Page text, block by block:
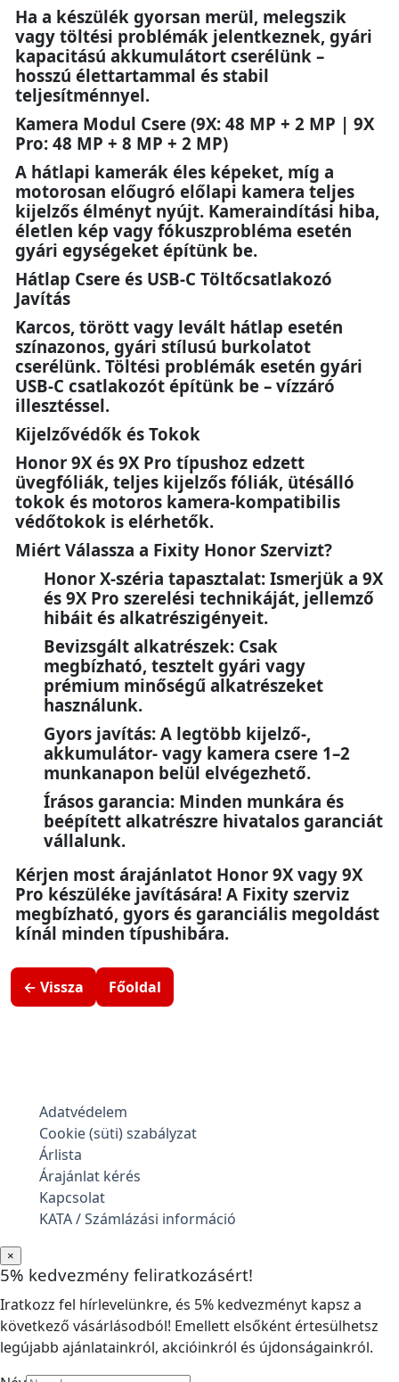
Ha a készülék gyorsan merül, melegszik
vagy töltési problémák jelentkeznek, gyári
kapacitású akkumulátort cserélünk –
hosszú élettartammal és stabil
teljesítménnyel.
Kamera Modul Csere (9X: 48 MP + 2 MP | 9X
Pro: 48 MP + 8 MP + 2 MP)
A hátlapi kamerák éles képeket, míg a
motorosan előugró előlapi kamera teljes
kijelzős élményt nyújt. Kameraindítási hiba,
életlen kép vagy fókuszprobléma esetén
gyári egységeket építünk be.
Hátlap Csere és USB-C Töltőcsatlakozó
Javítás
Karcos, törött vagy levált hátlap esetén
színazonos, gyári stílusú burkolatot
cserélünk. Töltési problémák esetén gyári
USB-C csatlakozót építünk be – vízzáró
illesztéssel.
Kijelzővédők és Tokok
Honor 9X és 9X Pro típushoz edzett
üvegfóliák, teljes kijelzős fóliák, ütésálló
tokok és motoros kamera-kompatibilis
védőtokok is elérhetők.
Miért Válassza a Fixity Honor Szervizt?
Honor X-széria tapasztalat: Ismerjük a 9X
és 9X Pro szerelési technikáját, jellemző
hibáit és alkatrészigényeit.
Bevizsgált alkatrészek: Csak
megbízható, tesztelt gyári vagy
prémium minőségű alkatrészeket
használunk.
Gyors javítás: A legtöbb kijelző-,
akkumulátor- vagy kamera csere 1–2
munkanapon belül elvégezhető.
Írásos garancia: Minden munkára és
beépített alkatrészre hivatalos garanciát
vállalunk.
Kérjen most árajánlatot Honor 9X vagy 9X
Pro készüléke javítására! A Fixity szerviz
megbízható, gyors és garanciális megoldást
kínál minden típushibára.
← Vissza Főoldal
Adatvédelem
Cookie (süti) szabályzat
Árlista
Árajánlat kérés
Kapcsolat
KATA / Számlázási információ
×
5% kedvezmény feliratkozásért!
Iratkozz fel hírlevelünkre, és 5% kedvezményt kapsz a
következő vásárlásodból! Emellett elsőként értesülhetsz
legújabb ajánlatainkról, akcióinkról és újdonságainkról.